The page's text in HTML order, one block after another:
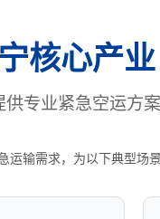
核心产业
专业紧急空运方案
输需求，为以下典型场